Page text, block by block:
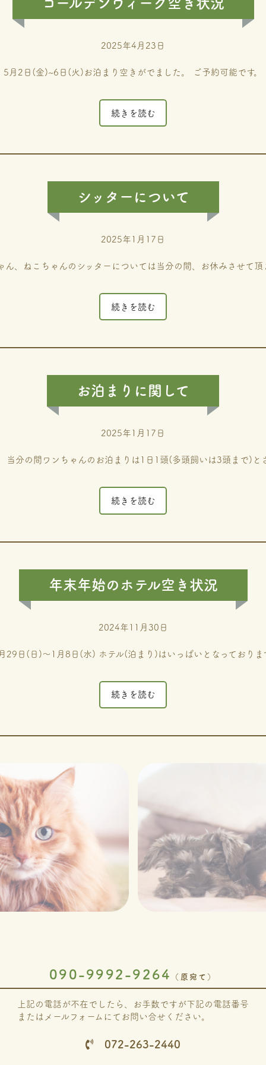
ゴールデンウィーク空き状況
2025年4月23日
5月2日(金)~6日(火)お泊まり空きがでました。 ご予約可能です。
続きを読む
シッターについて
2025年1月17日
ん、ねこちゃんのシッターについては当分の間、お休みさせて頂
続きを読む
お泊まりに関して
2025年1月17日
当分の間ワンちゃんのお泊まりは1日1頭(多頭飼いは3頭まで)と
続きを読む
年末年始のホテル空き状況
2024年11月30日
29日(日)～1月8日(水) ホテル(泊まり)はいっぱいとなっておりま
続きを読む
090-9992-9264 （原宛て）
上記の電話が不在でしたら、お手数ですが下記の電話番号
またはメールフォームにてお問い合せください。
072-263-2440